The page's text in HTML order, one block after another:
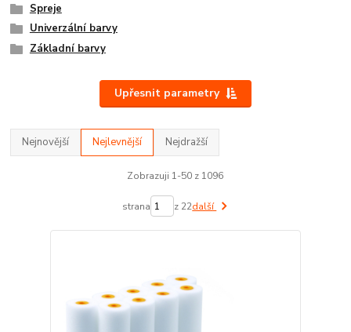
Spreje
Univerzální barvy
Základní barvy
Upřesnit parametry
Nejnovější Nejlevnější Nejdražší
Zobrazuji 1-50 z 1096
strana z 22další